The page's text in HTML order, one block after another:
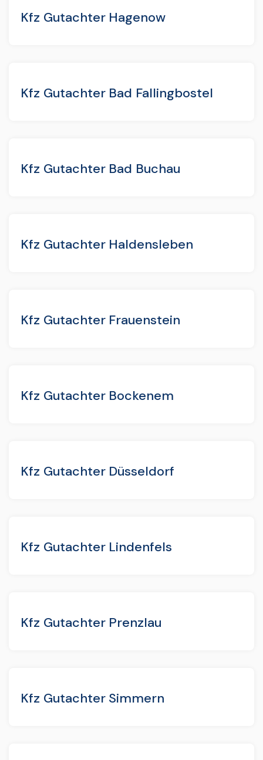
Kfz Gutachter Hagenow
Kfz Gutachter Bad Fallingbostel
Kfz Gutachter Bad Buchau
Kfz Gutachter Haldensleben
Kfz Gutachter Frauenstein
Kfz Gutachter Bockenem
Kfz Gutachter Düsseldorf
Kfz Gutachter Lindenfels
Kfz Gutachter Prenzlau
Kfz Gutachter Simmern